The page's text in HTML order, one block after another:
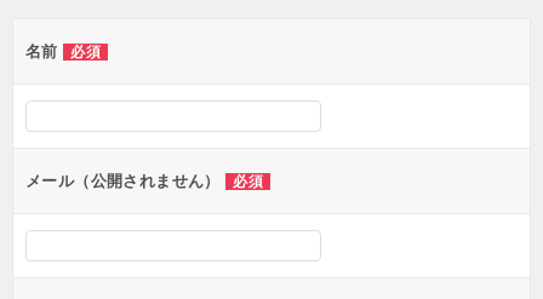
ー
シ
ン
名前 必須
メール（公開されません） 必須